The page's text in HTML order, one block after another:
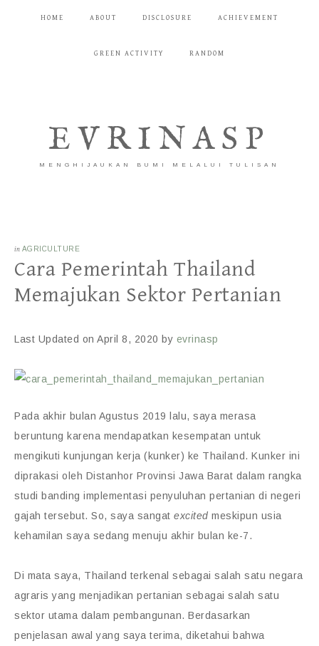
HOME ABOUT DISCLOSURE ACHIEVEMENT
GREEN ACTIVITY RANDOM
EVRINASP
MENGHIJAUKAN BUMI MELALUI TULISAN
in AGRICULTURE
Cara Pemerintah Thailand
Memajukan Sektor Pertanian
Last Updated on April 8, 2020 by evrinasp
Pada akhir bulan Agustus 2019 lalu, saya merasa
beruntung karena mendapatkan kesempatan untuk
mengikuti kunjungan kerja (kunker) ke Thailand. Kunker ini
diprakasi oleh Distanhor Provinsi Jawa Barat dalam rangka
studi banding implementasi penyuluhan pertanian di negeri
gajah tersebut. So, saya sangat excited meskipun usia
kehamilan saya sedang menuju akhir bulan ke-7.
Di mata saya, Thailand terkenal sebagai salah satu negara
agraris yang menjadikan pertanian sebagai salah satu
sektor utama dalam pembangunan. Berdasarkan
penjelasan awal yang saya terima, diketahui bahwa